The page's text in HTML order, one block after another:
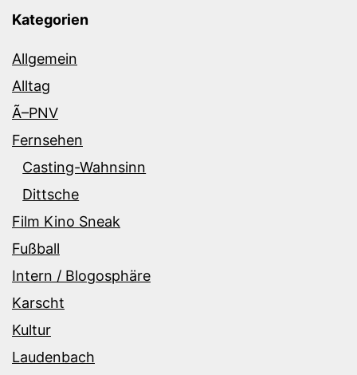
Kategorien
Allgemein
Alltag
Ã–PNV
Fernsehen
Casting-Wahnsinn
Dittsche
Film Kino Sneak
Fußball
Intern / Blogosphäre
Karscht
Kultur
Laudenbach